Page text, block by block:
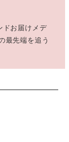
ドお届けメデ
最先端を追う